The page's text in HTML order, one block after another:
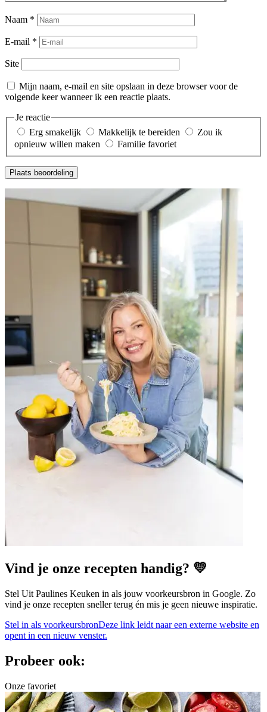
Naam *
E-mail *
Site
Mijn naam, e-mail en site opslaan in deze browser voor de
volgende keer wanneer ik een reactie plaats.
Je reactie
Erg smakelijk
Makkelijk te bereiden
Zou ik
opnieuw willen maken
Familie favoriet
Plaats beoordeling
Vind je onze recepten handig? 💛
Stel Uit Paulines Keuken in als jouw voorkeursbron in Google. Zo
vind je onze recepten sneller terug én mis je geen nieuwe inspiratie.
Stel in als voorkeursbronDeze link leidt naar een externe website en
opent in een nieuw venster.
Probeer ook:
Onze favoriet